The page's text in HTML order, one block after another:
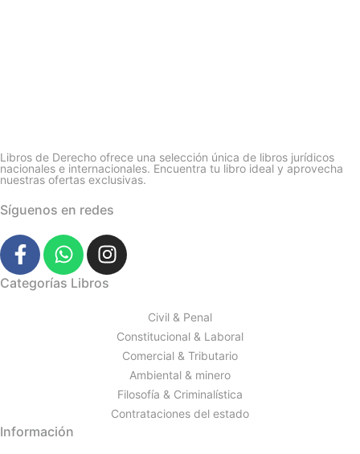
Libros de Derecho ofrece una selección única de libros jurídicos
nacionales e internacionales. Encuentra tu libro ideal y aprovecha
nuestras ofertas exclusivas.
Síguenos en redes
Categorías Libros
Civil & Penal
Constitucional & Laboral
Comercial & Tributario
Ambiental & minero
Filosofía & Criminalística
Contrataciones del estado
Información